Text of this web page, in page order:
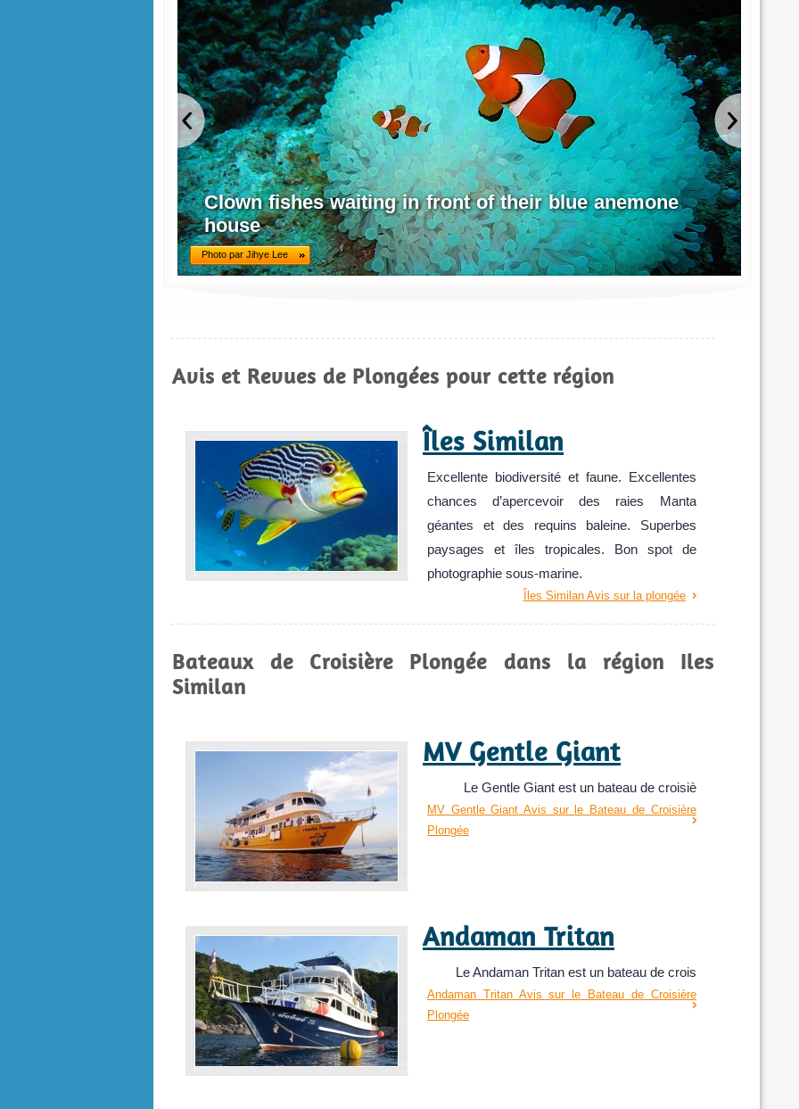
Clown fishes waiting in front of their blue anemone
house
Photo par Jihye Lee
Avis et Revues de Plongées pour cette région
Îles Similan
Excellente biodiversité et faune. Excellentes
chances d’apercevoir des raies Manta
géantes et des requins baleine. Superbes
paysages et îles tropicales. Bon spot de
photographie sous-marine.
Îles Similan Avis sur la plongée
Bateaux de Croisière Plongée dans la région Iles
Similan
MV Gentle Giant
Le Gentle Giant est un bateau de croisiè
MV Gentle Giant Avis sur le Bateau de Croisière
Plongée
Andaman Tritan
Le Andaman Tritan est un bateau de crois
Andaman Tritan Avis sur le Bateau de Croisière
Plongée